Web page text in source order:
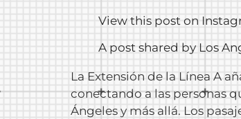
View this post on
A post shared by Los
La Extensión de la Línea A
conectando a las personas
Ángeles y más allá. Los